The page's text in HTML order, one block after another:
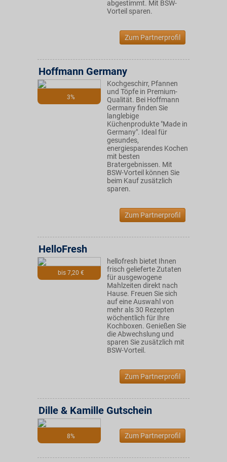
abgestimmt. Mit BSW-
Vorteil sparen.
Zum Partnerprofil
3%
Hoffmann Germany
Kochgeschirr, Pfannen
und Töpfe in Premium-
Qualität. Bei Hoffmann
Germany finden Sie
langlebige
Küchenprodukte "Made in
Germany". Ideal für
gesundes,
energiesparendes Kochen
mit besten
Bratergebnissen. Mit
BSW-Vorteil können Sie
beim Kauf zusätzlich
sparen.
Zum Partnerprofil
bis 7,20 €
HelloFresh
hellofresh bietet Ihnen
frisch gelieferte Zutaten
für ausgewogene
Mahlzeiten direkt nach
Hause. Freuen Sie sich
auf eine Auswahl von
mehr als 30 Rezepten
wöchentlich für Ihre
Kochboxen. Genießen Sie
die Abwechslung und
sparen Sie zusätzlich mit
BSW-Vorteil.
Zum Partnerprofil
8%
Dille & Kamille Gutschein
Zum Partnerprofil